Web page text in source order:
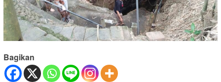
Bagikan